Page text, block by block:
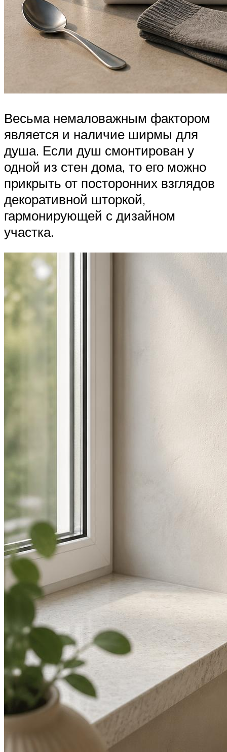
Весьма немаловажным фактором
является и наличие ширмы для
душа. Если душ смонтирован у
одной из стен дома, то его можно
прикрыть от посторонних взглядов
декоративной шторкой,
гармонирующей с дизайном
участка.